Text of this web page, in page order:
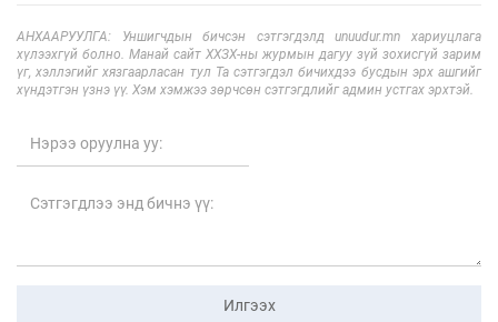
АНХААРУУЛГА: Уншигчдын бичсэн сэтгэгдэлд unuudur.mn хариуцлага
хүлээхгүй болно. Манай сайт ХХЗХ-ны журмын дагуу зүй зохисгүй зарим
үг, хэллэгийг хязгаарласан тул Та сэтгэгдэл бичихдээ бусдын эрх ашгийг
хүндэтгэн үзнэ үү. Хэм хэмжээ зөрчсөн сэтгэгдлийг админ устгах эрхтэй.
Илгээх